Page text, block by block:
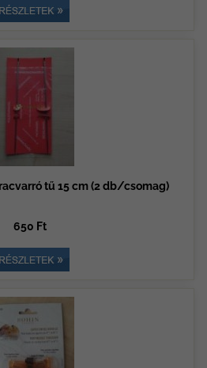
tű 15 cm (2 db/csomag)
650 Ft